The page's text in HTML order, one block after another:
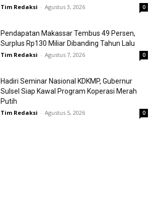
Tim Redaksi - Agustus 3, 2026 0
Pendapatan Makassar Tembus 49 Persen,
Surplus Rp130 Miliar Dibanding Tahun Lalu
Tim Redaksi - Agustus 7, 2026 0
Hadiri Seminar Nasional KDKMP, Gubernur
Sulsel Siap Kawal Program Koperasi Merah
Putih
Tim Redaksi - Agustus 5, 2026 0